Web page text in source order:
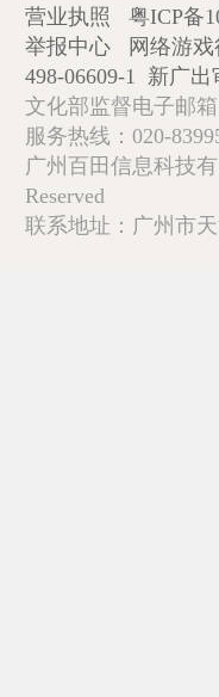
营业执照
粤ICP备
举报中心
网络游
498-06609-1 新广出
文化部监督电子邮
服务热线：020-
广州百田信息科技
Reserved
联系地址：广州市